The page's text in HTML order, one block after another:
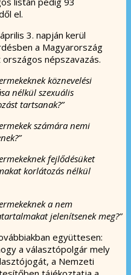
el.
3. napján kerül
a Magyarország
népszavazás.
köznevelési
nélkül szexuális
tartsanak?”
számára nemi
fejlődésüket
korlátozás nélkül
a nem
jelenítsenek meg?”
együttesen:
a választópolgár mely
a Nemzeti